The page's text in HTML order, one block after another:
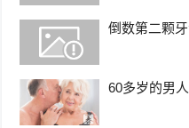
倒数第二颗
60多岁的男